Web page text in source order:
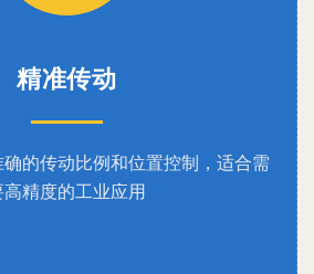
精准传动
的传动比例和位置控制，适合需
高精度的工业应用